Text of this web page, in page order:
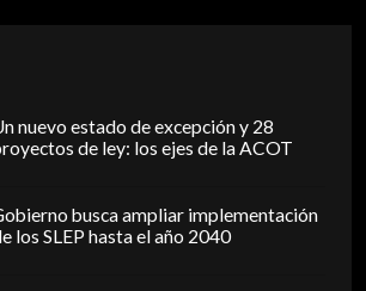
nuevo estado de excepción y 28
de ley: los ejes de la ACOT
busca ampliar implementación
los SLEP hasta el año 2040